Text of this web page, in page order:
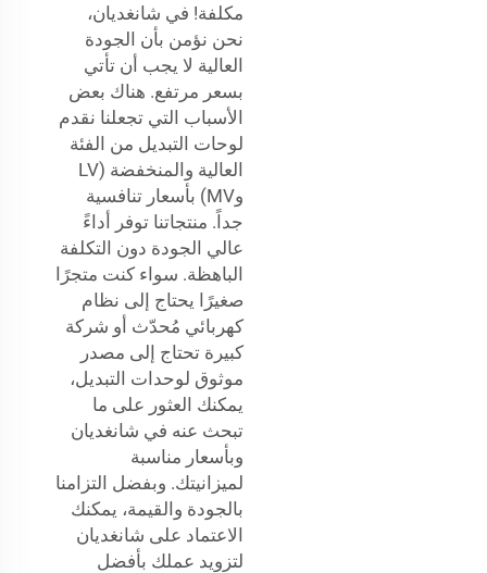
مكلفة! في شانغديان،
نحن نؤمن بأن الجودة
العالية لا يجب أن تأتي
بسعر مرتفع. هناك بعض
الأسباب التي تجعلنا نقدم
لوحات التبديل من الفئة
العالية والمنخفضة (LV
وMV) بأسعار تنافسية
جداً. منتجاتنا توفر أداءً
عالي الجودة دون التكلفة
الباهظة. سواء كنت متجرًا
صغيرًا يحتاج إلى نظام
كهربائي مُحدّث أو شركة
كبيرة تحتاج إلى مصدر
موثوق لوحدات التبديل،
يمكنك العثور على ما
تبحث عنه في شانغديان
وبأسعار مناسبة
لميزانيتك. وبفضل التزامنا
بالجودة والقيمة، يمكنك
الاعتماد على شانغديان
لتزويد عملك بأفضل